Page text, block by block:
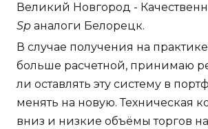
Великий Новгород -
Sp аналоги Белорецк.
В случае получения на
больше расчетной, принимаю
ли оставлять эту систему в
менять на новую. Техническая
вниз и низкие объёмы торгов